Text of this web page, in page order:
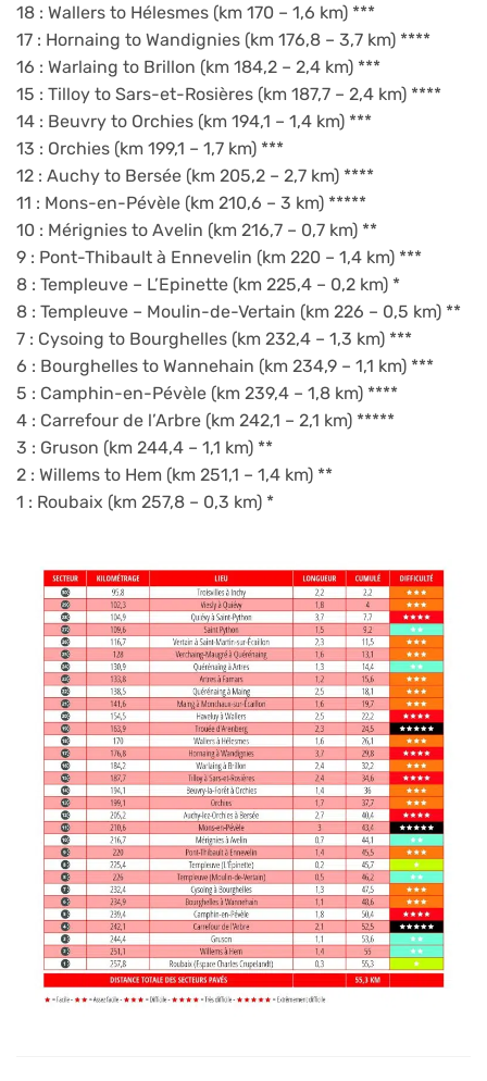
18 : Wallers to Hélesmes (km 170 – 1,6 km) ***
17 : Hornaing to Wandignies (km 176,8 – 3,7 km) ****
16 : Warlaing to Brillon (km 184,2 – 2,4 km) ***
15 : Tilloy to Sars-et-Rosières (km 187,7 – 2,4 km) ****
14 : Beuvry to Orchies (km 194,1 – 1,4 km) ***
13 : Orchies (km 199,1 – 1,7 km) ***
12 : Auchy to Bersée (km 205,2 – 2,7 km) ****
11 : Mons-en-Pévèle (km 210,6 – 3 km) *****
10 : Mérignies to Avelin (km 216,7 – 0,7 km) **
9 : Pont-Thibault à Ennevelin (km 220 – 1,4 km) ***
8 : Templeuve – L’Epinette (km 225,4 – 0,2 km) *
8 : Templeuve – Moulin-de-Vertain (km 226 – 0,5 km) **
7 : Cysoing to Bourghelles (km 232,4 – 1,3 km) ***
6 : Bourghelles to Wannehain (km 234,9 – 1,1 km) ***
5 : Camphin-en-Pévèle (km 239,4 – 1,8 km) ****
4 : Carrefour de l’Arbre (km 242,1 – 2,1 km) *****
3 : Gruson (km 244,4 – 1,1 km) **
2 : Willems to Hem (km 251,1 – 1,4 km) **
1 : Roubaix (km 257,8 – 0,3 km) *